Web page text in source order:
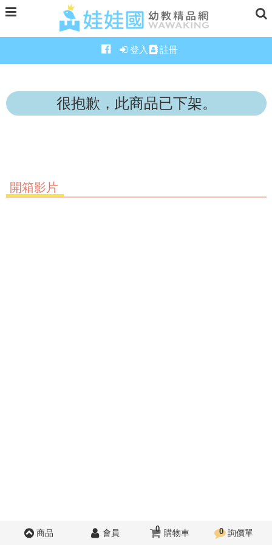
登入 註冊
很抱歉，此商品已下架。
開箱影片
商品 會員 0 購物車 0 詢價單